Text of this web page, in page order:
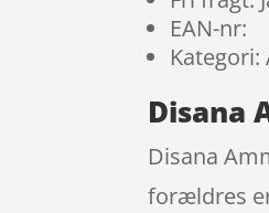
EAN-nr:
Disana
Disana
forældres